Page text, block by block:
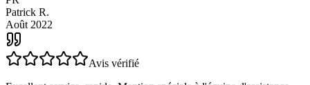
Visa Business reçu en moins de 48h. Bravo pour la rapidité.
PR
Patrick R.
Août 2022